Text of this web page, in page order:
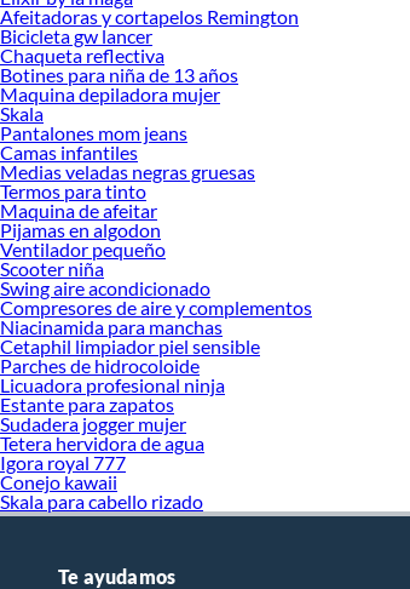
Afeitadoras y cortapelos Remington
Bicicleta gw lancer
Chaqueta reflectiva
Botines para niña de 13 años
Maquina depiladora mujer
Skala
Pantalones mom jeans
Camas infantiles
Medias veladas negras gruesas
Termos para tinto
Maquina de afeitar
Pijamas en algodon
Ventilador pequeño
Scooter niña
Swing aire acondicionado
Compresores de aire y complementos
Niacinamida para manchas
Cetaphil limpiador piel sensible
Parches de hidrocoloide
Licuadora profesional ninja
Estante para zapatos
Sudadera jogger mujer
Tetera hervidora de agua
Igora royal 777
Conejo kawaii
Skala para cabello rizado
Te ayudamos